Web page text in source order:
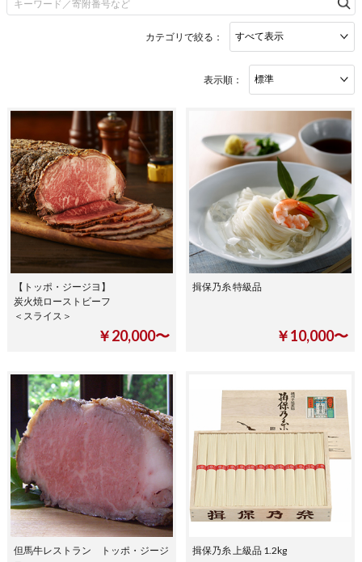
カテゴリで絞る：
表示順：
【トッポ・ジージヨ】
炭火焼ローストビーフ
＜スライス＞
￥20,000〜
揖保乃糸 特級品
￥10,000〜
但馬牛レストラン トッポ・ジージ
揖保乃糸 上級品 1.2kg